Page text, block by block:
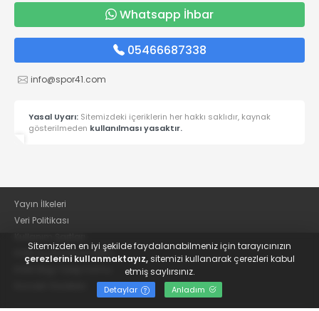
Whatsapp İhbar
05466687338
info@spor41.com
Yasal Uyarı: Sitemizdeki içeriklerin her hakkı saklıdır, kaynak
gösterilmeden kullanılması yasaktır.
Yayın İlkeleri
Veri Politikası
KVKK Aydınlatma Metni
Sitemizden en iyi şekilde faydalanabilmeniz için tarayıcınızın
çerezlerini kullanmaktayız,sitemizi kullanarak çerezleri kabul
etmiş saylırsınız.
Detaylar Anladım